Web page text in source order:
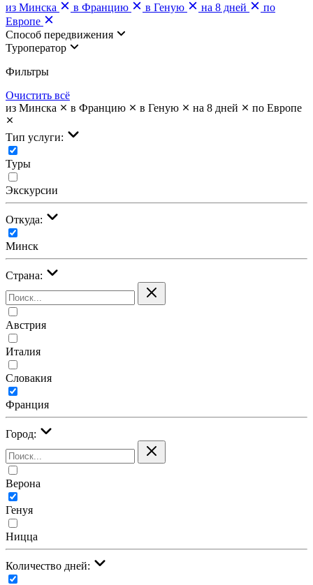
из Минска
в Францию в Геную на 8 дней
по
Европе
Cпособ передвижения
Туроператор
Фильтры
Очистить всё
из Минска
в Францию в Геную на 8 дней по Европе
Тип услуги:
Туры
Экскурсии
Откуда:
Минск
Страна:
Австрия
Италия
Словакия
Франция
Город:
Верона
Генуя
Ницца
Количество дней: